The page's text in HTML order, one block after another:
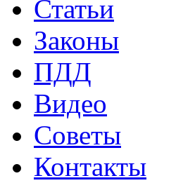
Статьи
Законы
ПДД
Видео
Советы
Контакты